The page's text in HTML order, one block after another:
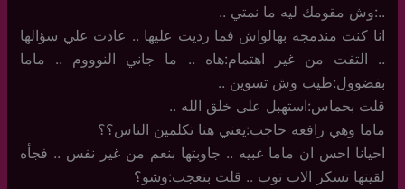
..:وش مقومك ليه ما نمتي ..
انا كنت مندمجه بهالواش فما رديت عليها .. عادت علي سؤالها
.. التفت من غير اهتمام:هاه .. ما جاني النوووم .. ماما
بفضوول:طيب وش تسوين ..
قلت بحماس:استهبل على خلق الله ..
ماما وهي رافعه حاجب:يعني هنا تكلمين الناس؟؟
احيانا احس ان ماما غبيه .. جاوبتها بنعم من غير نفس .. فجأه
لقيتها تسكر الاب توب .. قلت بتعجب:وشو؟